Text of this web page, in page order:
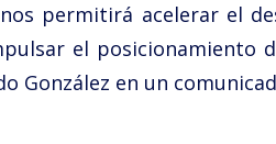
permitirá acelerar el
el posicionamiento
González en un